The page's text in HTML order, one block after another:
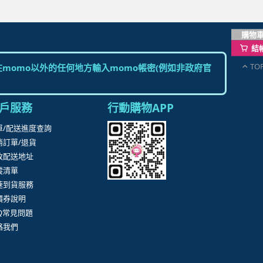
購物
結
以外的任何地方輸入momo帳密(例如非政府官
服務
/配送進度查詢
訂單/退貨
配送地址
清單
到貨服務
券說明
常見問題
我們
行動購物APP